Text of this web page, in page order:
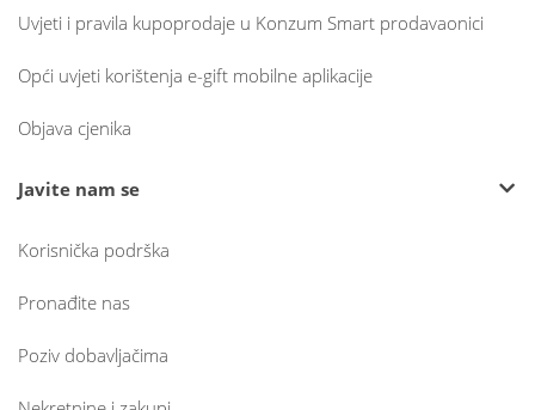
Uvjeti i pravila kupoprodaje u Konzum Smart prodavaonici
Opći uvjeti korištenja e-gift mobilne aplikacije
Objava cjenika
Javite nam se
Korisnička podrška
Pronađite nas
Poziv dobavljačima